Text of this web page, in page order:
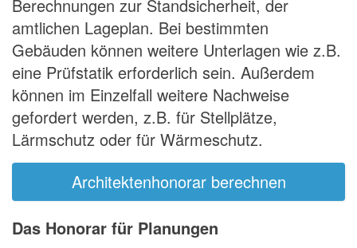
Berechnungen zur Standsicherheit, der
amtlichen Lageplan. Bei bestimmten
Gebäuden können weitere Unterlagen wie z.B.
eine Prüfstatik erforderlich sein. Außerdem
können im Einzelfall weitere Nachweise
gefordert werden, z.B. für Stellplätze,
Lärmschutz oder für Wärmeschutz.
Architektenhonorar berechnen
Das Honorar für Planungen